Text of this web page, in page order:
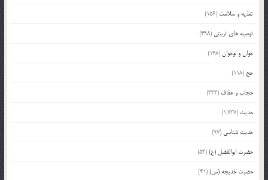
تغذیه و سلامت (156)
توصیه های تربیتی (498)
جوان و نوجوان(148)
حج (118)
حجاب و عفاف (333)
حدیث (1,737)
حدیث شناسی (97)
حضرت ابوالفضل (ع)(54)
حضرت خدیجه (س)(41)